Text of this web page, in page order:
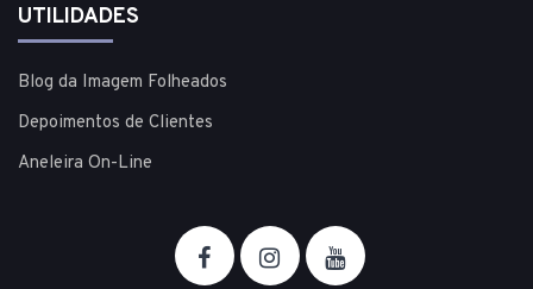
UTILIDADES
Blog da Imagem Folheados
Depoimentos de Clientes
Aneleira On-Line